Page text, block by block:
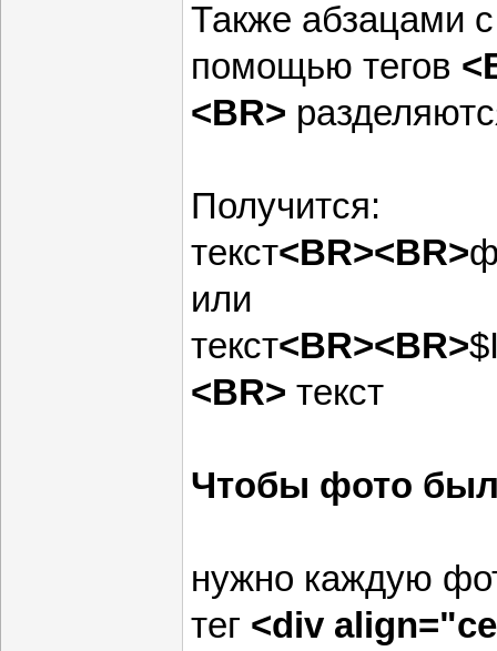
Также абзацами с
помощью тегов
<BR>
Получится:
текст<BR><BR>
или
текст<BR><BR>
<BR> текст
Чтобы фото
нужно каждую
тег <div